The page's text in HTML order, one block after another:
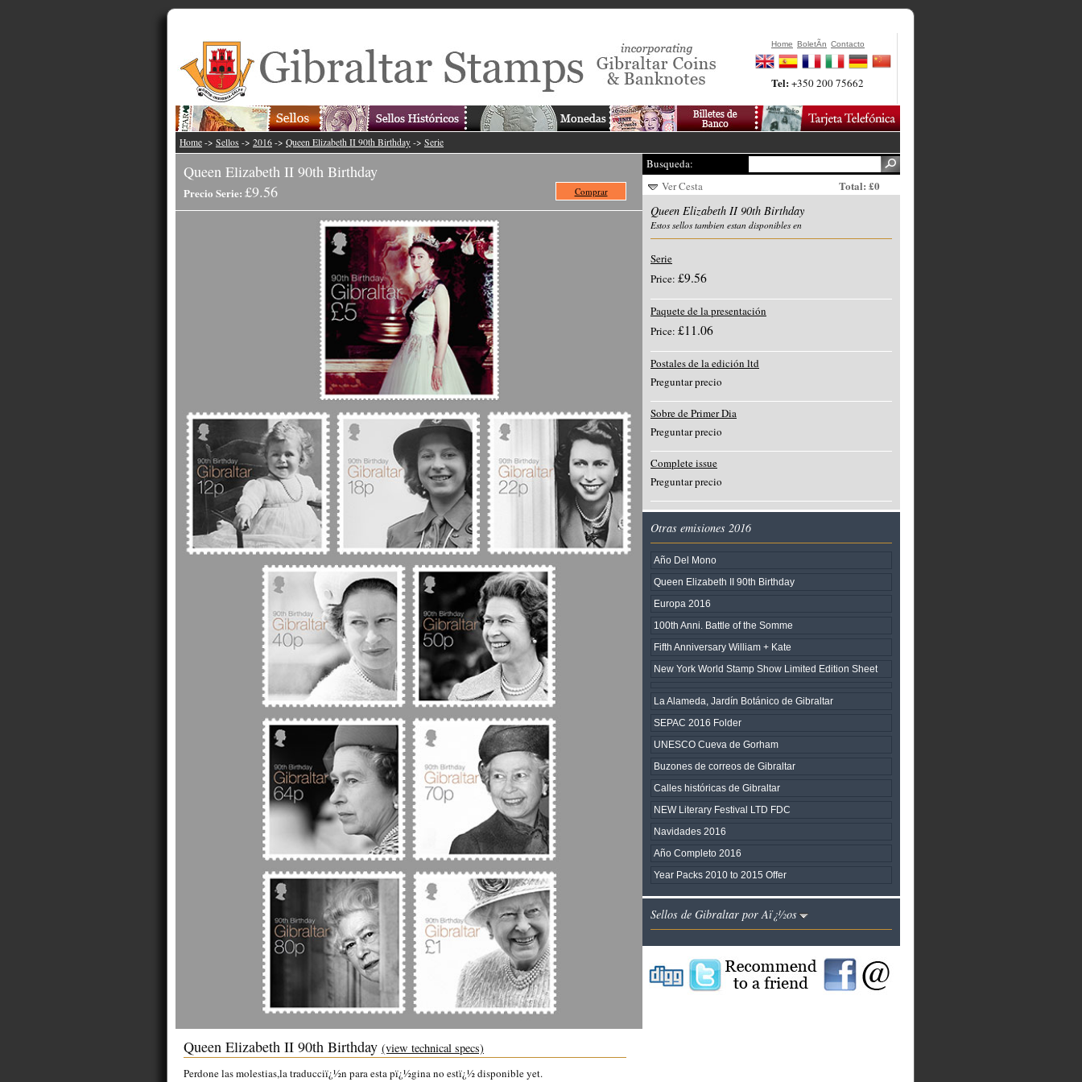
Home BoletÃ­n Contacto
Tel:+350 200 75662
Home -> Sellos -> 2016 -> Queen Elizabeth II 90th Birthday -> Serie
Queen Elizabeth II 90th Birthday
Precio Serie: £9.56 Comprar
Queen Elizabeth II 90th Birthday (view technical specs)
Perdone las molestias,la traducciï¿½n para esta pï¿½gina no estï¿½ disponible yet.
Busqueda:
Ver Cesta
Total: £0
Queen Elizabeth II 90th Birthday
Estos sellos tambien estan disponibles en
Serie
Price: £9.56
Paquete de la presentación
Price: £11.06
Postales de la edición ltd
Preguntar precio
Sobre de Primer Dia
Preguntar precio
Complete issue
Preguntar precio
Otras emisiones 2016
Año Del Mono
Queen Elizabeth II 90th Birthday
Europa 2016
100th Anni. Battle of the Somme
Fifth Anniversary William + Kate
New York World Stamp Show Limited Edition Sheet
La Alameda, Jardín Botánico de Gibraltar
SEPAC 2016 Folder
UNESCO Cueva de Gorham
Buzones de correos de Gibraltar
Calles históricas de Gibraltar
NEW Literary Festival LTD FDC
Navidades 2016
Año Completo 2016
Year Packs 2010 to 2015 Offer
Sellos de Gibraltar por Aï¿½os